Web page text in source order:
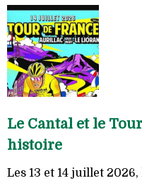
Le Cantal et le
histoire
Les 13 et 14 juillet